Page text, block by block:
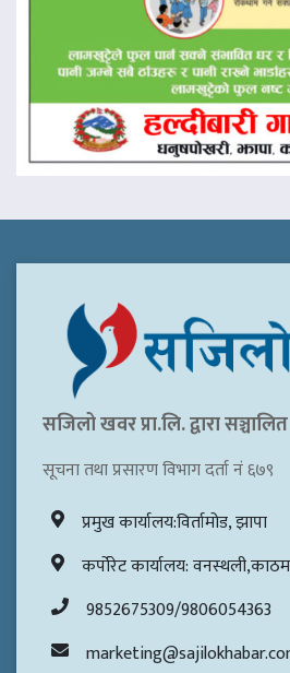
सजिलो खवर प्रा.लि. द्वारा सञ्चालित
सूचना तथा प्रसारण विभाग दर्ता नं ६७९
प्रमुख कार्यालय:विर्तामोड, झापा
कर्पोरेट कार्यालय:
9852675309/9806054363